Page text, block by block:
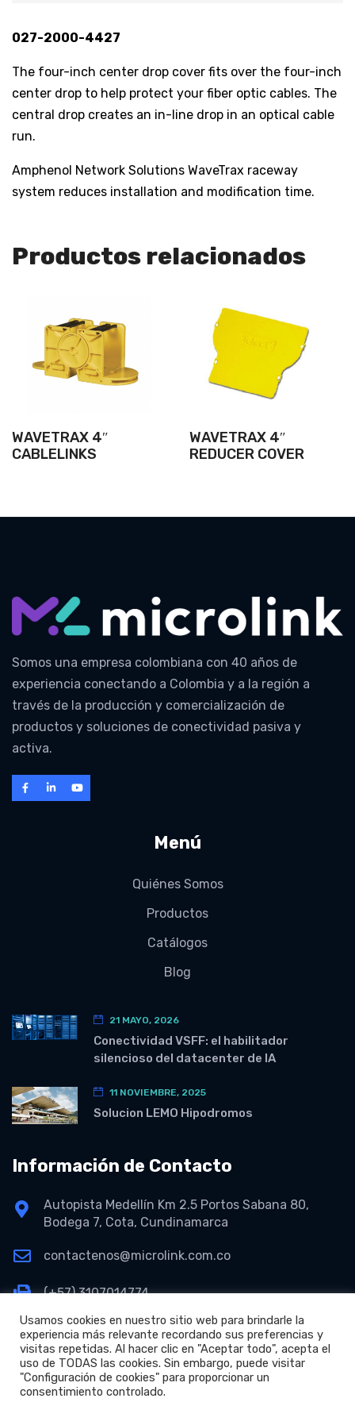
027-2000-4427
The four-inch center drop cover fits over the four-inch
center drop to help protect your fiber optic cables. The
central drop creates an in-line drop in an optical cable
run.
Amphenol Network Solutions WaveTrax raceway
system reduces installation and modification time.
Productos relacionados
WAVETRAX 4″
CABLELINKS
WAVETRAX 4″
REDUCER COVER
Somos una empresa colombiana con 40 años de
experiencia conectando a Colombia y a la región a
través de la producción y comercialización de
productos y soluciones de conectividad pasiva y
activa.
Menú
Quiénes Somos
Productos
Catálogos
Blog
21 MAYO, 2026
Conectividad VSFF: el habilitador
silencioso del datacenter de IA
11 NOVIEMBRE, 2025
Solucion LEMO Hipodromos
Información de Contacto
Autopista Medellín Km 2.5 Portos Sabana 80,
Bodega 7, Cota, Cundinamarca
contactenos@microlink.com.co
(+57) 3107014774
Usamos cookies en nuestro sitio web para brindarle la
experiencia más relevante recordando sus preferencias y
visitas repetidas. Al hacer clic en "Aceptar todo", acepta el
uso de TODAS las cookies. Sin embargo, puede visitar
"Configuración de cookies" para proporcionar un
consentimiento controlado.